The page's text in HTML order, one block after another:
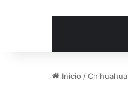
Inicio /Chihuahua